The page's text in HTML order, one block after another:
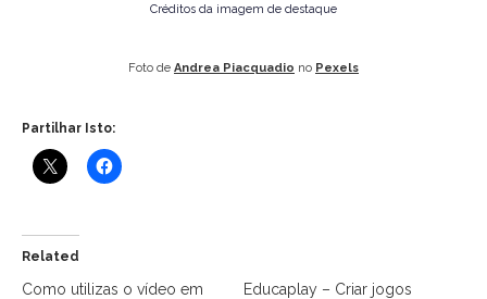
Créditos da imagem de destaque
Foto de Andrea Piacquadio no Pexels
Partilhar Isto:
Related
Como utilizas o vídeo em
Educaplay – Criar jogos